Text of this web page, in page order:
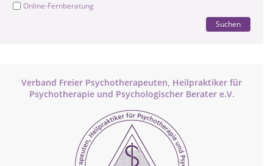
Online-Fernberatung
Suchen
Verband Freier Psychotherapeuten, Heilpraktiker für
Psychotherapie und Psychologischer Berater e.V.